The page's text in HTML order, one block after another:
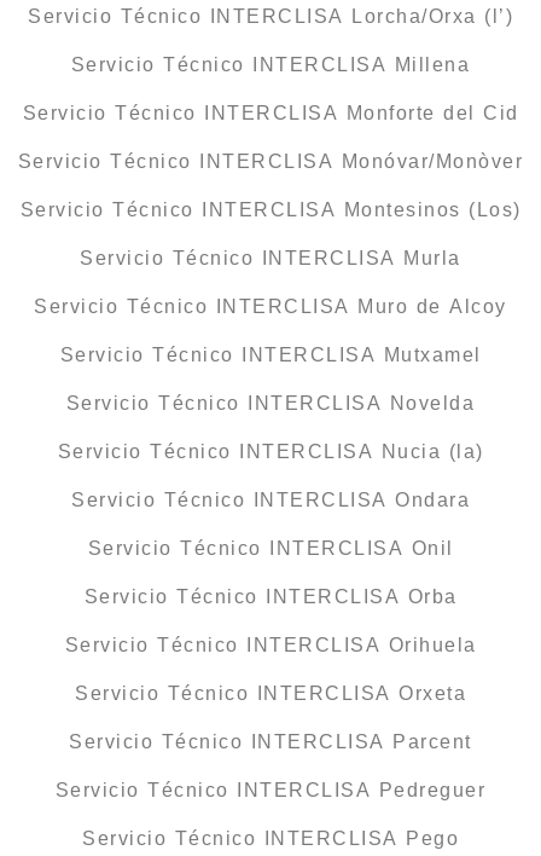
Servicio Técnico INTERCLISA Lorcha/Orxa (l’)
Servicio Técnico INTERCLISA Millena
Servicio Técnico INTERCLISA Monforte del Cid
Servicio Técnico INTERCLISA Monóvar/Monòver
Servicio Técnico INTERCLISA Montesinos (Los)
Servicio Técnico INTERCLISA Murla
Servicio Técnico INTERCLISA Muro de Alcoy
Servicio Técnico INTERCLISA Mutxamel
Servicio Técnico INTERCLISA Novelda
Servicio Técnico INTERCLISA Nucia (la)
Servicio Técnico INTERCLISA Ondara
Servicio Técnico INTERCLISA Onil
Servicio Técnico INTERCLISA Orba
Servicio Técnico INTERCLISA Orihuela
Servicio Técnico INTERCLISA Orxeta
Servicio Técnico INTERCLISA Parcent
Servicio Técnico INTERCLISA Pedreguer
Servicio Técnico INTERCLISA Pego